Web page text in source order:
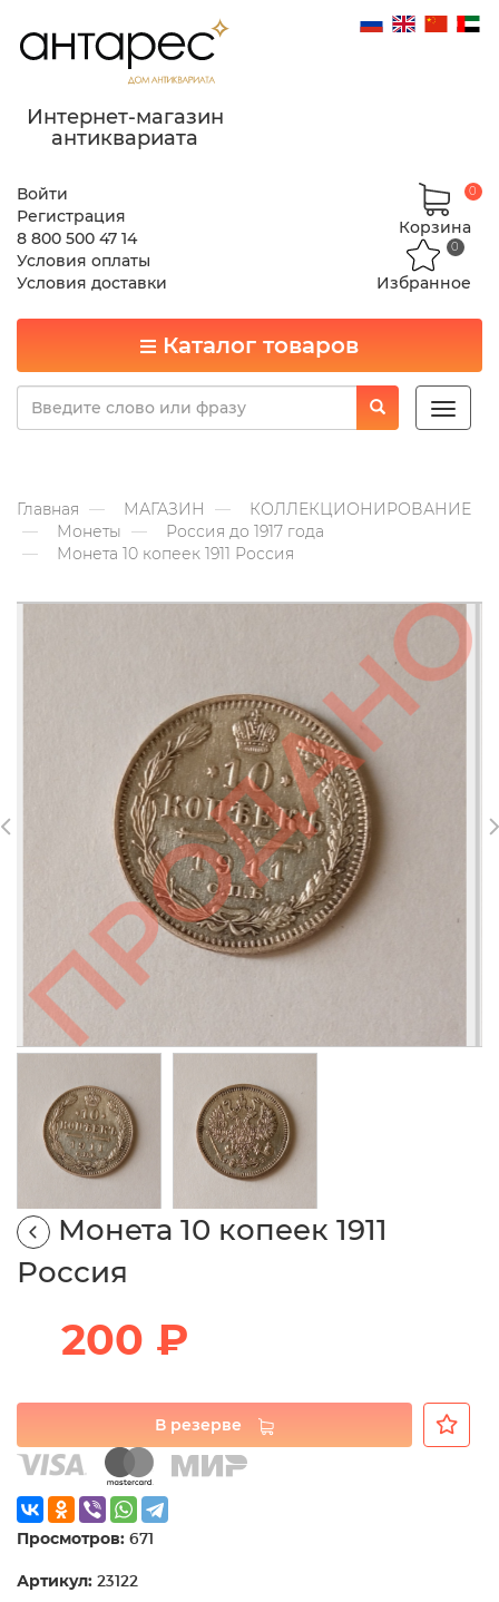
Интернет-магазин
антиквариата
Войти
Регистрация
8 800 500 47 14
Условия оплаты
Условия доставки
Корзина
0
Избранное
0
Каталог товаров
Toggle
Главная МАГАЗИН
КОЛЛЕКЦИОНИРОВАНИЕ
Монеты
Россия до 1917 года
Монета 10 копеек 1911 Россия
Монета 10 копеек 1911
Россия
200 ₽
В резерве
Просмотров: 671
Артикул: 23122